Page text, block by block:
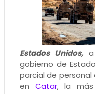
Estados Unidos,a
gobierno de
parcial de
en Catar, la más